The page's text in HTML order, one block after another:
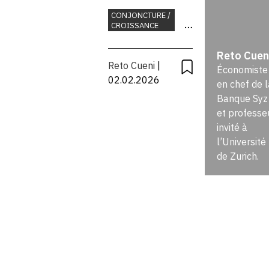
des taux
d’intérêt
négatifs
CONJONCTURE /
CROISSANCE
Reto Cueni
02.02.2026
Reto
Économiste
en chef de
Banque Syz
et
invité à
l’Université
de Zurich.